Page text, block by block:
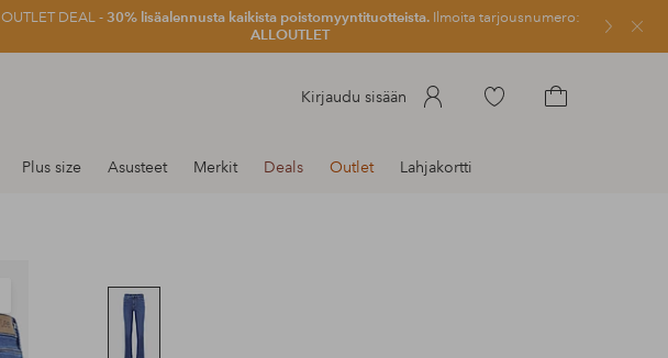
OUTLET DEAL -30% lisäalennusta kaikista poistomyyntituotteista.Ilmoita tarjousnumero:
ALLOUTLET
Sulje
Kirjaudu sisään
Siirry
Plus size Asusteet Merkit Deals Outlet Lahjakortti